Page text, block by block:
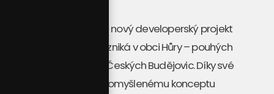
je nový developerský projekt
bytových domů, který vzniká v obciHůry– pouhých
zhruba 5 km od centra Českých Budějovic. Díky své
strategické poloze a promyšlenému konceptu